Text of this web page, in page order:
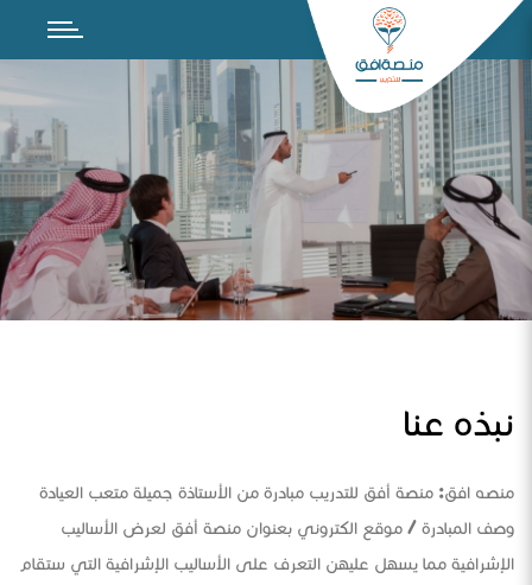
نبذه عنا
منصه افق: منصة أفق للتدريب مبادرة من الأستاذة جميلة متعب العيادة
وصف المبادرة / موقع الكتروني بعنوان منصة أفق لعرض الأساليب
الإشرافية مما يسهل عليهن التعرف على الأساليب الإشرافية التي ستقام